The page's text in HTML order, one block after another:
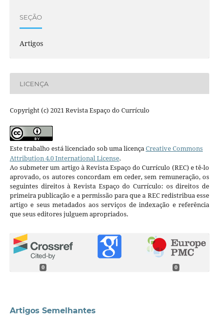
SEÇÃO
Artigos
LICENÇA
Copyright (c) 2021 Revista Espaço do Currículo
Este trabalho está licenciado sob uma licença Creative Commons
Attribution 4.0 International License.
Ao submeter um artigo à Revista Espaço do Currículo (REC) e tê-lo
aprovado, os autores concordam em ceder, sem remuneração, os
seguintes direitos à Revista Espaço do Currículo: os direitos de
primeira publicação e a permissão para que a REC redistribua esse
artigo e seus metadados aos serviços de indexação e referência
que seus editores julguem apropriados.
0 0
Artigos Semelhantes